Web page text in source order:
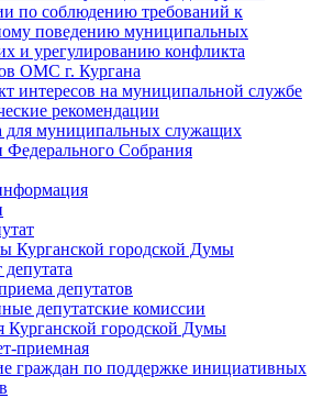
по соблюдению требований к
поведению муниципальных
и урегулированию конфликта
ОМС г. Кургана
интересов на муниципальной службе
рекомендации
для муниципальных служащих
Федерального Cобрания
Курганской городской Думы
депутатов
депутатские комиссии
Курганской городской Думы
приемная
граждан по поддержке инициативных